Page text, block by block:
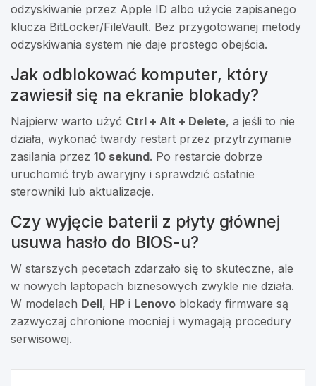
odzyskiwanie przez Apple ID albo użycie zapisanego
klucza BitLocker/FileVault. Bez przygotowanej metody
odzyskiwania system nie daje prostego obejścia.
Jak odblokować komputer, który
zawiesił się na ekranie blokady?
Najpierw warto użyć Ctrl + Alt + Delete, a jeśli to nie
działa, wykonać twardy restart przez przytrzymanie
zasilania przez 10 sekund. Po restarcie dobrze
uruchomić tryb awaryjny i sprawdzić ostatnie
sterowniki lub aktualizacje.
Czy wyjęcie baterii z płyty głównej
usuwa hasło do BIOS-u?
W starszych pecetach zdarzało się to skuteczne, ale
w nowych laptopach biznesowych zwykle nie działa.
W modelach Dell, HP i Lenovo blokady firmware są
zazwyczaj chronione mocniej i wymagają procedury
serwisowej.